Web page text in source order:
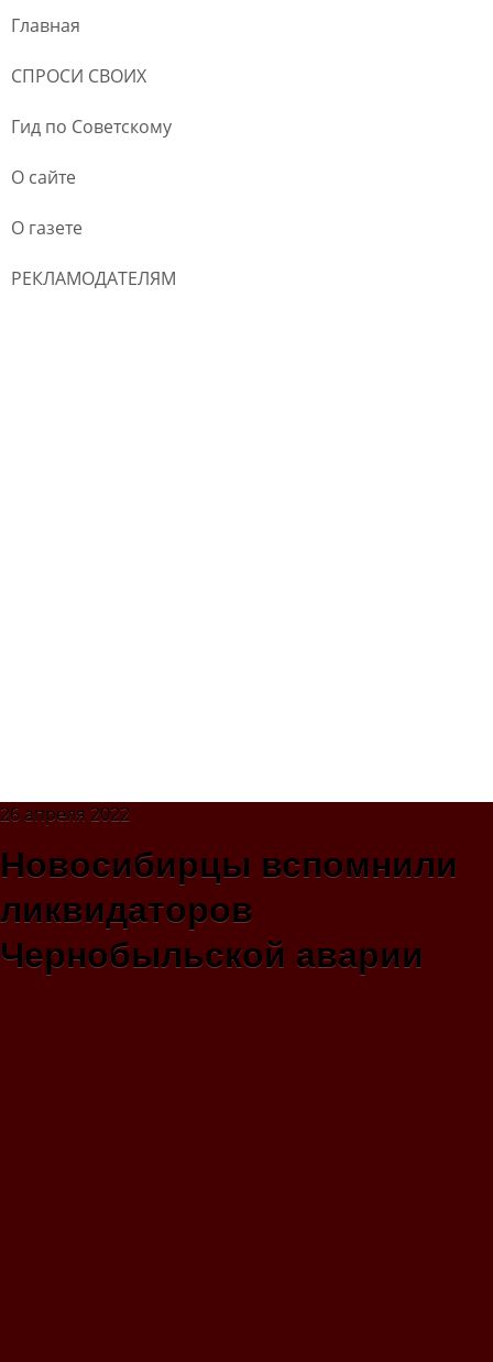
Главная
СПРОСИ СВОИХ
Гид по Советскому
О сайте
О газете
РЕКЛАМОДАТЕЛЯМ
26 апреля 2022
Новосибирцы вспомнили
ликвидаторов
Чернобыльской аварии